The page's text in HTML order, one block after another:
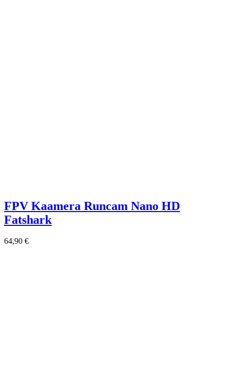
FPV Kaamera Runcam Nano HD
Fatshark
64,90 €